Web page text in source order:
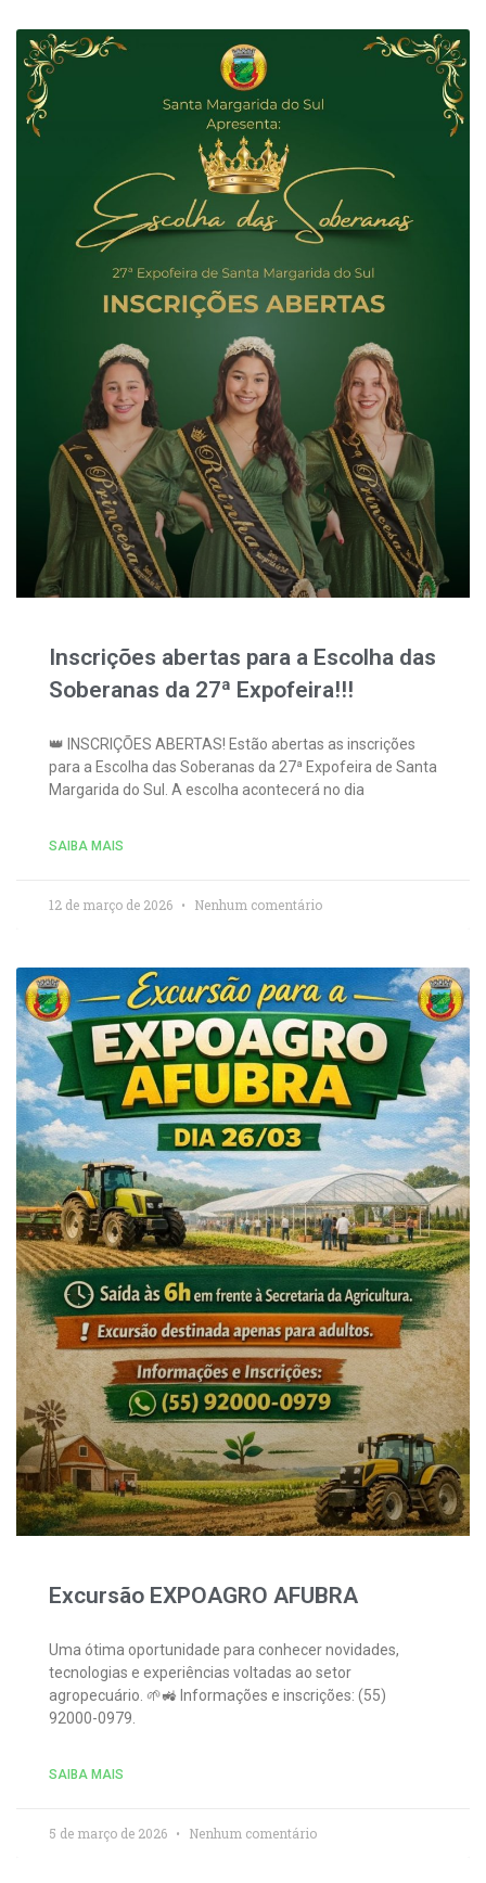
Inscrições abertas para a Escolha das
Soberanas da 27ª Expofeira!!!
👑 INSCRIÇÕES ABERTAS! Estão abertas as inscrições
para a Escolha das Soberanas da 27ª Expofeira de Santa
Margarida do Sul. A escolha acontecerá no dia
SAIBA MAIS
12 de março de 2026 Nenhum comentário
Excursão EXPOAGRO AFUBRA
Uma ótima oportunidade para conhecer novidades,
tecnologias e experiências voltadas ao setor
agropecuário. 🌱🚜 Informações e inscrições: (55)
92000-0979.
SAIBA MAIS
5 de março de 2026 Nenhum comentário